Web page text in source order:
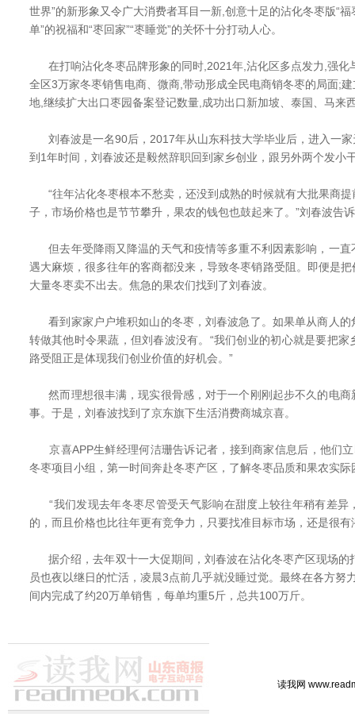
世界”的新形象又令广大消费者耳目一新,创意十足的沾化冬枣版“福
单”的祝福和“枣回家”“枣睡觉”的关怀十分打动人心。
在打响沾化冬枣品牌形象的同时,2021年,沾化区多点发力,强化
全区3万家冬枣销售电商、微商,带动形成全民电商销冬枣的局面;
地,继续扩大出口枣园备案登记数量,成功出口新加坡、泰国、马来
刘春波是一名90后，2017年从山东科技大学毕业后，进入一家
到1年时间，刘春波还是毅然辞职回到家乡创业，跟另外两个发小
“往年沾化冬枣根本不愁卖，还没到成熟的时候就有大批果商提
子，市场价格也是节节攀升，果农的钱包也鼓起来了。”刘春波告
但去年受降雨又降温的天气和疫情等多重不利因素影响，一直
遇大麻烦，很多往年的客商都没来，导致冬枣销路受阻。即便是
大量冬枣卖不出去。焦急的果农们找到了刘春波。
看到家家户户堆积如山的冬枣，刘春波急了。如果单从商人的
转做其他时令果蔬，但刘春波没有。“我们创业的初心就是要把
路受阻正是体现我们创业价值的好机会。”
然而理想很丰满，现实很骨感，对于一个刚刚起步不久的电商
事。于是，刘春波找到了京东旗下生活消费商城京喜。
京喜APP生鲜经理何洁珊告诉记者，接到商家信息后，他们
冬枣项目小组，第一时间奔赴冬枣产区，了解冬枣品质和果农实际
“我们发现去年冬枣尽管受天气影响在甜度上较往年稍有差异
的，而且价格也比往年更有竞争力，只要找准目标市场，还是很有
据介绍，去年双十一大促期间，刘春波在沾化冬枣产区现场的
员也夜以继日的忙活，凌晨3点前几乎就没睡过觉。最终在各方努
间内完成了约20万单销售，每单均重5斤，总共100万斤。
读我网